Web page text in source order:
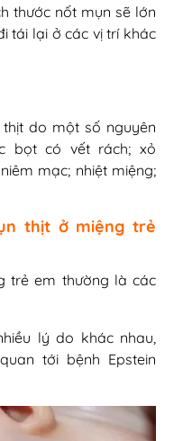
thước nốt mụn sẽ lớn
tái lại ở các vị trí khác
do một số nguyên
bọt có vết rách; xỏ
mạc; nhiệt miệng;
thịt ở miệng trẻ
trẻ em thường là các
lý do khác nhau,
tới bệnh Epstein